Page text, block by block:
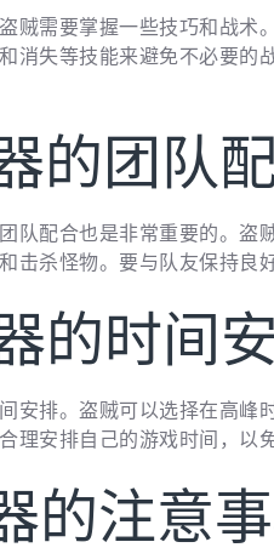
贼需要掌握一些技巧和战术
消失等技能来避免不必要的
的团队
队配合也是非常重要的。盗
击杀怪物。要与队友保持良
的时间
安排。盗贼可以选择在高峰
理安排自己的游戏时间，以
的注意